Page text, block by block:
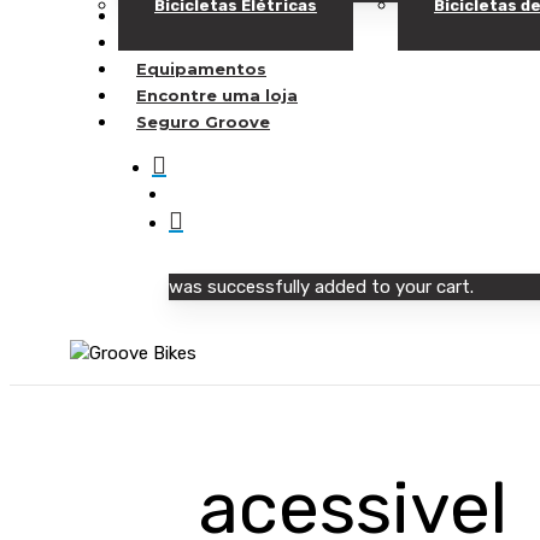
Bicicletas Elétricas Bicicletas
Bicicletas Elétricas
Equipamentos
Encontre uma loja
Seguro Groove
was successfully added to your cart.
acessivel